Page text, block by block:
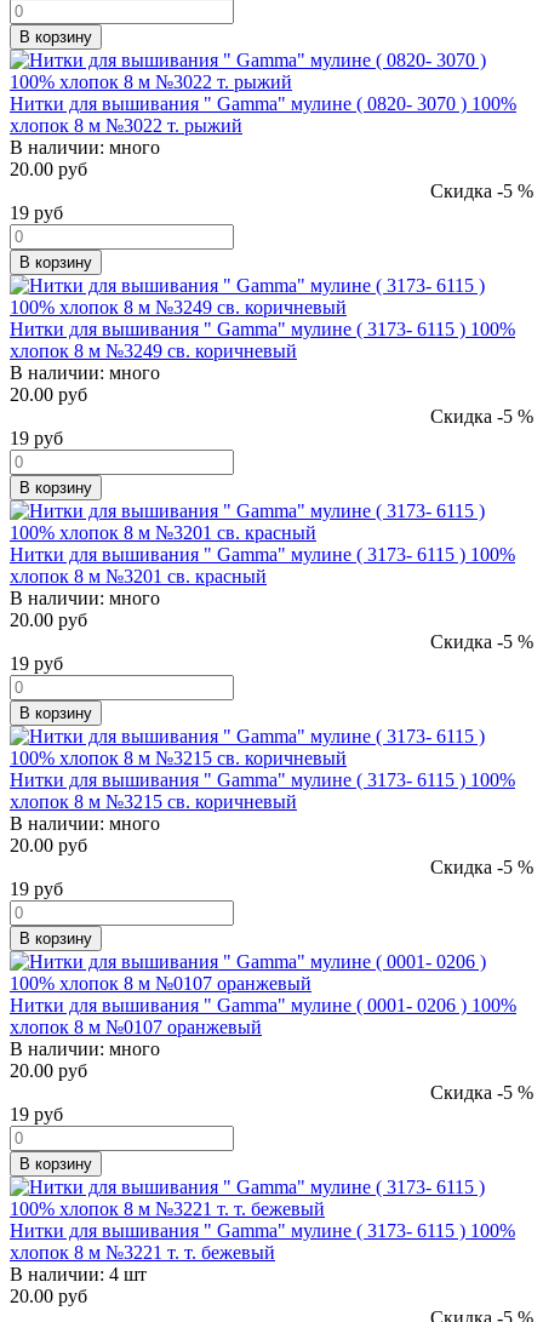
В корзину
Нитки для вышивания " Gamma" мулине ( 0820- 3070 ) 100%
хлопок 8 м №3022 т. рыжий
В наличии: много
20.00 руб
Скидка -5 %
19 руб
В корзину
Нитки для вышивания " Gamma" мулине ( 3173- 6115 ) 100%
хлопок 8 м №3249 св. коричневый
В наличии: много
20.00 руб
Скидка -5 %
19 руб
В корзину
Нитки для вышивания " Gamma" мулине ( 3173- 6115 ) 100%
хлопок 8 м №3201 св. красный
В наличии: много
20.00 руб
Скидка -5 %
19 руб
В корзину
Нитки для вышивания " Gamma" мулине ( 3173- 6115 ) 100%
хлопок 8 м №3215 св. коричневый
В наличии: много
20.00 руб
Скидка -5 %
19 руб
В корзину
Нитки для вышивания " Gamma" мулине ( 0001- 0206 ) 100%
хлопок 8 м №0107 оранжевый
В наличии: много
20.00 руб
Скидка -5 %
19 руб
В корзину
Нитки для вышивания " Gamma" мулине ( 3173- 6115 ) 100%
хлопок 8 м №3221 т. т. бежевый
В наличии: 4 шт
20.00 руб
Скидка -5 %